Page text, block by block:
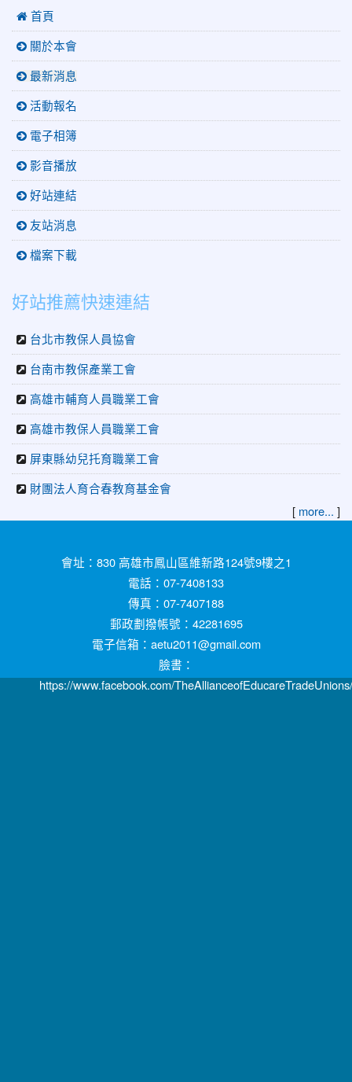
 首頁
關於本會
最新消息
活動報名
電子相簿
影音播放
好站連結
友站消息
檔案下載
好站推薦快速連結
台北市教保人員協會
台南市教保產業工會
高雄市輔育人員職業工會
高雄市教保人員職業工會
屏東縣幼兒托育職業工會
財團法人育合春教育基金會
[ more... ]
會址：830 高雄市鳳山區維新路124號9樓之1
電話：07-7408133
傳真：07-7407188
郵政劃撥帳號：42281695
電子信箱：aetu2011@gmail.com
臉書：
https://www.facebook.com/TheAllianceofEducareTradeUnions/